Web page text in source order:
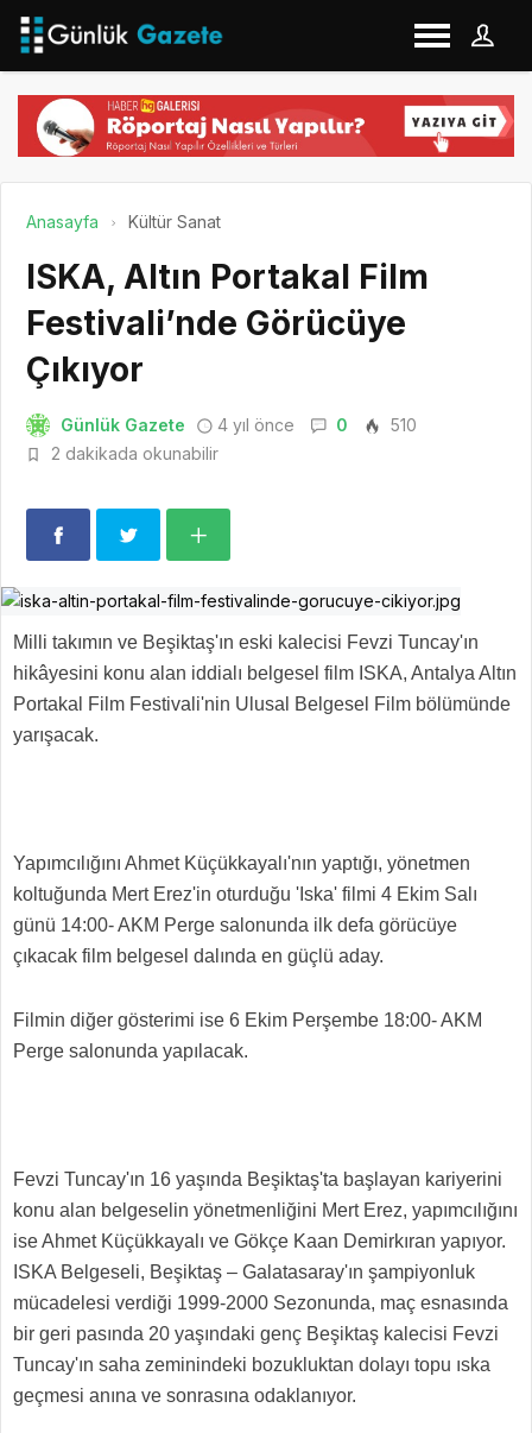
Anasayfa Kültür Sanat
ISKA, Altın Portakal Film
Festivali’nde Görücüye
Çıkıyor
Günlük Gazete 4 yıl önce 0
510
2 dakikada okunabilir
Milli takımın ve Beşiktaş'ın eski kalecisi Fevzi Tuncay'ın
hikâyesini konu alan iddialı belgesel film ISKA, Antalya Altın
Portakal Film Festivali'nin Ulusal Belgesel Film bölümünde
yarışacak.
Yapımcılığını Ahmet Küçükkayalı'nın yaptığı, yönetmen
koltuğunda Mert Erez'in oturduğu 'Iska' filmi 4 Ekim Salı
günü 14:00- AKM Perge salonunda ilk defa görücüye
çıkacak film belgesel dalında en güçlü aday.
Filmin diğer gösterimi ise 6 Ekim Perşembe 18:00- AKM
Perge salonunda yapılacak.
Fevzi Tuncay'ın 16 yaşında Beşiktaş'ta başlayan kariyerini
konu alan belgeselin yönetmenliğini Mert Erez, yapımcılığını
ise Ahmet Küçükkayalı ve Gökçe Kaan Demirkıran yapıyor.
ISKA Belgeseli, Beşiktaş – Galatasaray'ın şampiyonluk
mücadelesi verdiği 1999-2000 Sezonunda, maç esnasında
bir geri pasında 20 yaşındaki genç Beşiktaş kalecisi Fevzi
Tuncay'ın saha zeminindeki bozukluktan dolayı topu ıska
geçmesi anına ve sonrasına odaklanıyor.